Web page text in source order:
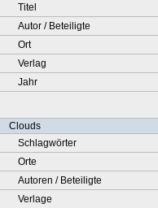
Titel
Autor / Beteiligte
Ort
Verlag
Jahr
Clouds
Schlagwörter
Orte
Autoren / Beteiligte
Verlage